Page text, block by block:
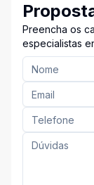
Preencha os
especialistas